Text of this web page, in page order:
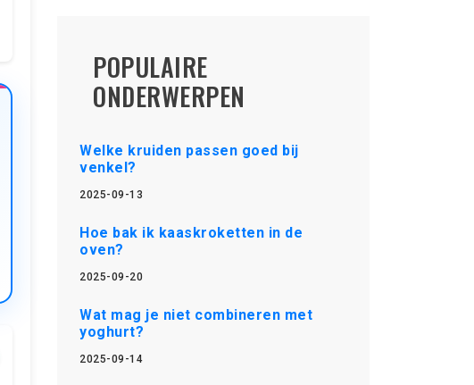
POPULAIRE
ONDERWERPEN
Welke kruiden passen goed bij
venkel?
2025-09-13
Hoe bak ik kaaskroketten in de
oven?
2025-09-20
Wat mag je niet combineren met
yoghurt?
2025-09-14